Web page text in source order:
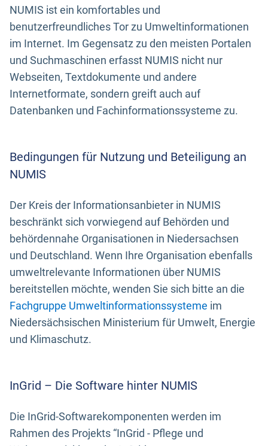
NUMIS ist ein komfortables und
benutzerfreundliches Tor zu Umweltinformationen
im Internet. Im Gegensatz zu den meisten Portalen
und Suchmaschinen erfasst NUMIS nicht nur
Webseiten, Textdokumente und andere
Internetformate, sondern greift auch auf
Datenbanken und Fachinformationssysteme zu.
Bedingungen für Nutzung und Beteiligung an
NUMIS
Der Kreis der Informationsanbieter in NUMIS
beschränkt sich vorwiegend auf Behörden und
behördennahe Organisationen in Niedersachsen
und Deutschland. Wenn Ihre Organisation ebenfalls
umweltrelevante Informationen über NUMIS
bereitstellen möchte, wenden Sie sich bitte an die
Fachgruppe Umweltinformationssysteme im
Niedersächsischen Ministerium für Umwelt, Energie
und Klimaschutz.
InGrid – Die Software hinter NUMIS
Die InGrid-Softwarekomponenten werden im
Rahmen des Projekts “InGrid - Pflege und